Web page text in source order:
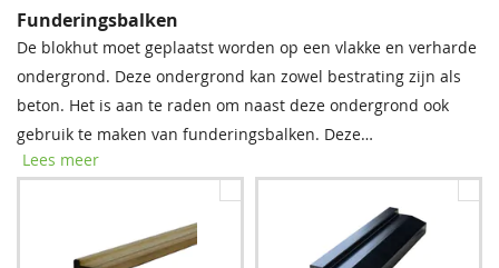
Tegen een meerprijs kunt u EPDM mee laten leveren. Bij het
pakket worden lijm en handschoenen geleverd. Inclusief
montagehandleiding.
Funderingsbalken
De blokhut moet geplaatst worden op een vlakke en verharde
ondergrond. Deze ondergrond kan zowel bestrating zijn als
beton. Het is aan te raden om naast deze ondergrond ook
gebruik te maken van funderingsbalken. Deze
funderingsbalken moeten onder de onderste wandlagen van
rechtstreeks in het regenwater komt te staan. De blokhut
wordt door de funderingsbalken beschermd tegen vocht en
Lees meer